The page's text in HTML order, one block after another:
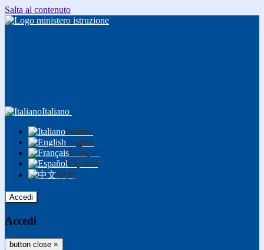
Salta al contenuto
Italiano
Italiano
English
Français
Español
中文
Accedi
Accedi
button close ×